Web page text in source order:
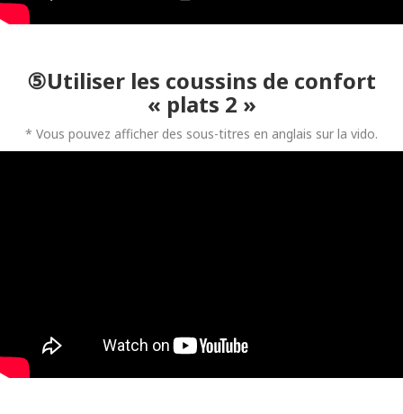
⑤Utiliser les coussins de confort
« plats 2 »
* Vous pouvez afficher des sous-titres en anglais sur la vido.